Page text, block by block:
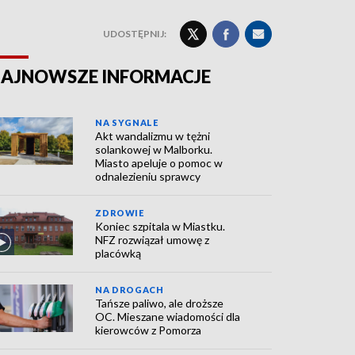
UDOSTĘPNIJ:
INFORMACJE
NA SYGNALE
Akt wandalizmu w tężni
solankowej w Malborku.
Miasto apeluje o pomoc w
odnalezieniu sprawcy
ZDROWIE
Koniec szpitala w Miastku.
NFZ rozwiązał umowę z
placówką
NA DROGACH
Tańsze paliwo, ale droższe
OC. Mieszane wiadomości dla
kierowców z Pomorza